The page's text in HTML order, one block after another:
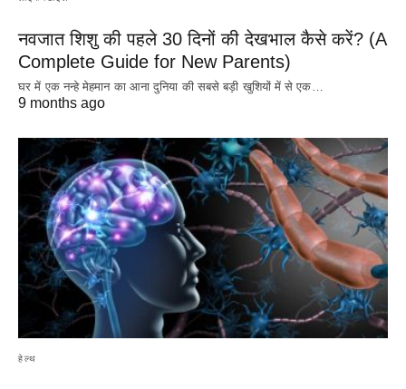
नवजात शिशु की पहले 30 दिनों की देखभाल कैसे करें? (A
Complete Guide for New Parents)
घर में एक नन्हे मेहमान का आना दुनिया की सबसे बड़ी खुशियों में से एक…
9 months ago
हेल्थ